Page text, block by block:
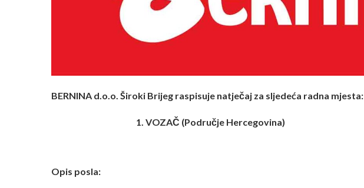
BERNINA d.o.o. Široki Brijeg raspisuje natječaj za sljedeća radna mjesta:
1. VOZAČ (Područje Hercegovina)
Opis posla: